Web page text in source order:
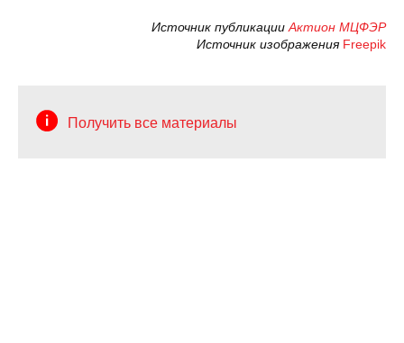
Источник публикации Актион МЦФЭР
Источник изображения Freepik
Получить все материалы